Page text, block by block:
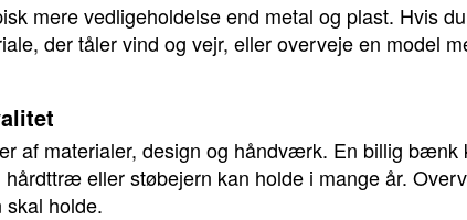
mere vedligeholdelse end metal og plast. Hvis
der tåler vind og vejr, eller overveje en model
af materialer, design og håndværk. En billig
eller støbejern kan holde i mange år.
holde.